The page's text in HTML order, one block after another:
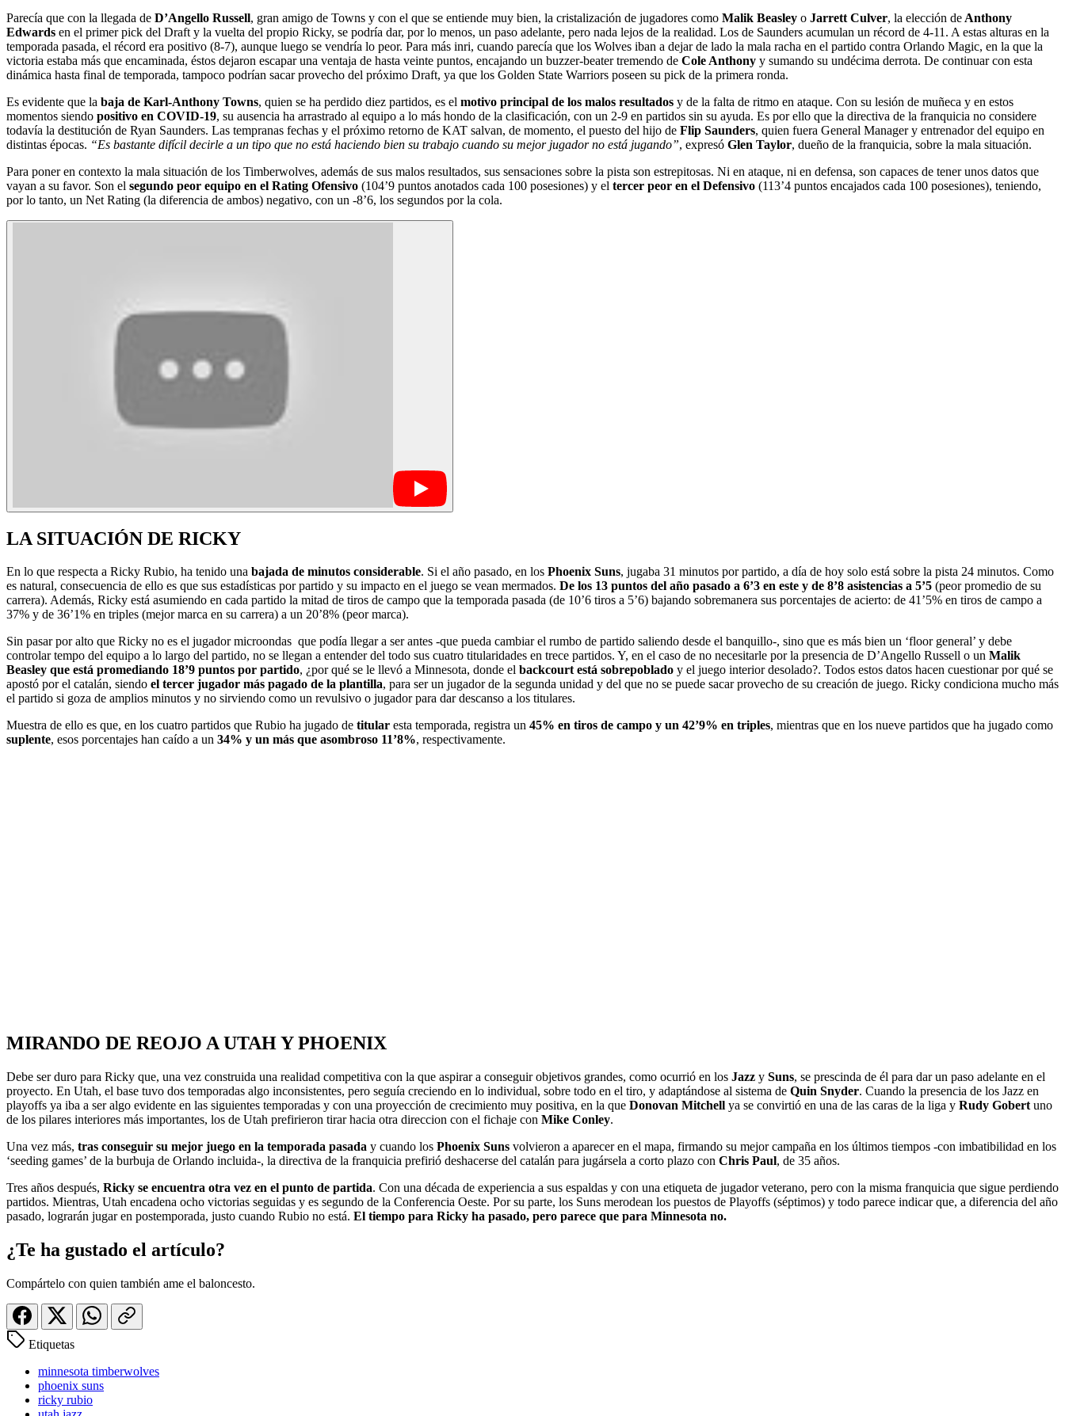
Parecía que con la llegada de D’Angello Russell, gran amigo de Towns y con el que se entiende muy bien, la cristalización de jugadores como Malik Beasley o Jarrett Culver, la elección de Anthony
Edwards en el primer pick del Draft y la vuelta del propio Ricky, se podría dar, por lo menos, un paso adelante, pero nada lejos de la realidad. Los de Saunders acumulan un récord de 4-11. A estas alturas en la
temporada pasada, el récord era positivo (8-7), aunque luego se vendría lo peor. Para más inri, cuando parecía que los Wolves iban a dejar de lado la mala racha en el partido contra Orlando Magic, en la que la
victoria estaba más que encaminada, éstos dejaron escapar una ventaja de hasta veinte puntos, encajando un buzzer-beater tremendo de Cole Anthony y sumando su undécima derrota. De continuar con esta
dinámica hasta final de temporada, tampoco podrían sacar provecho del próximo Draft, ya que los Golden State Warriors poseen su pick de la primera ronda.
Es evidente que la baja de Karl-Anthony Towns, quien se ha perdido diez partidos, es el motivo principal de los malos resultados y de la falta de ritmo en ataque. Con su lesión de muñeca y en estos
momentos siendo positivo en COVID-19, su ausencia ha arrastrado al equipo a lo más hondo de la clasificación, con un 2-9 en partidos sin su ayuda. Es por ello que la directiva de la franquicia no considere
todavía la destitución de Ryan Saunders. Las tempranas fechas y el próximo retorno de KAT salvan, de momento, el puesto del hijo de Flip Saunders, quien fuera General Manager y entrenador del equipo en
distintas épocas. “Es bastante difícil decirle a un tipo que no está haciendo bien su trabajo cuando su mejor jugador no está jugando”, expresó Glen Taylor, dueño de la franquicia, sobre la mala situación.
Para poner en contexto la mala situación de los Timberwolves, además de sus malos resultados, sus sensaciones sobre la pista son estrepitosas. Ni en ataque, ni en defensa, son capaces de tener unos datos que
vayan a su favor. Son el segundo peor equipo en el Rating Ofensivo (104’9 puntos anotados cada 100 posesiones) y el tercer peor en el Defensivo (113’4 puntos encajados cada 100 posesiones), teniendo,
por lo tanto, un Net Rating (la diferencia de ambos) negativo, con un -8’6, los segundos por la cola.
LA SITUACIÓN DE RICKY
En lo que respecta a Ricky Rubio, ha tenido una bajada de minutos considerable. Si el año pasado, en los Phoenix Suns, jugaba 31 minutos por partido, a día de hoy solo está sobre la pista 24 minutos. Como
es natural, consecuencia de ello es que sus estadísticas por partido y su impacto en el juego se vean mermados. De los 13 puntos del año pasado a 6’3 en este y de 8’8 asistencias a 5’5 (peor promedio de su
carrera). Además, Ricky está asumiendo en cada partido la mitad de tiros de campo que la temporada pasada (de 10’6 tiros a 5’6) bajando sobremanera sus porcentajes de acierto: de 41’5% en tiros de campo a
37% y de 36’1% en triples (mejor marca en su carrera) a un 20’8% (peor marca).
Sin pasar por alto que Ricky no es el jugador microondas que podía llegar a ser antes -que pueda cambiar el rumbo de partido saliendo desde el banquillo-, sino que es más bien un ‘floor general’ y debe
controlar tempo del equipo a lo largo del partido, no se llegan a entender del todo sus cuatro titularidades en trece partidos. Y, en el caso de no necesitarle por la presencia de D’Angello Russell o un Malik
Beasley que está promediando 18’9 puntos por partido, ¿por qué se le llevó a Minnesota, donde el backcourt está sobrepoblado y el juego interior desolado?. Todos estos datos hacen cuestionar por qué se
apostó por el catalán, siendo el tercer jugador más pagado de la plantilla, para ser un jugador de la segunda unidad y del que no se puede sacar provecho de su creación de juego. Ricky condiciona mucho más
el partido si goza de amplios minutos y no sirviendo como un revulsivo o jugador para dar descanso a los titulares.
Muestra de ello es que, en los cuatro partidos que Rubio ha jugado de titular esta temporada, registra un 45% en tiros de campo y un 42’9% en triples, mientras que en los nueve partidos que ha jugado como
suplente, esos porcentajes han caído a un 34% y un más que asombroso 11’8%, respectivamente.
MIRANDO DE REOJO A UTAH Y PHOENIX
Debe ser duro para Ricky que, una vez construida una realidad competitiva con la que aspirar a conseguir objetivos grandes, como ocurrió en los Jazz y Suns, se prescinda de él para dar un paso adelante en el
proyecto. En Utah, el base tuvo dos temporadas algo inconsistentes, pero seguía creciendo en lo individual, sobre todo en el tiro, y adaptándose al sistema de Quin Snyder. Cuando la presencia de los Jazz en
playoffs ya iba a ser algo evidente en las siguientes temporadas y con una proyección de crecimiento muy positiva, en la que Donovan Mitchell ya se convirtió en una de las caras de la liga y Rudy Gobert uno
de los pilares interiores más importantes, los de Utah prefirieron tirar hacia otra direccion con el fichaje con Mike Conley.
Una vez más, tras conseguir su mejor juego en la temporada pasada y cuando los Phoenix Suns volvieron a aparecer en el mapa, firmando su mejor campaña en los últimos tiempos -con imbatibilidad en los
‘seeding games’ de la burbuja de Orlando incluida-, la directiva de la franquicia prefirió deshacerse del catalán para jugársela a corto plazo con Chris Paul, de 35 años.
Tres años después, Ricky se encuentra otra vez en el punto de partida. Con una década de experiencia a sus espaldas y con una etiqueta de jugador veterano, pero con la misma franquicia que sigue perdiendo
partidos. Mientras, Utah encadena ocho victorias seguidas y es segundo de la Conferencia Oeste. Por su parte, los Suns merodean los puestos de Playoffs (séptimos) y todo parece indicar que, a diferencia del año
pasado, lograrán jugar en postemporada, justo cuando Rubio no está. El tiempo para Ricky ha pasado, pero parece que para Minnesota no.
¿Te ha gustado el artículo?
Compártelo con quien también ame el baloncesto.
Etiquetas
minnesota timberwolves
phoenix suns
ricky rubio